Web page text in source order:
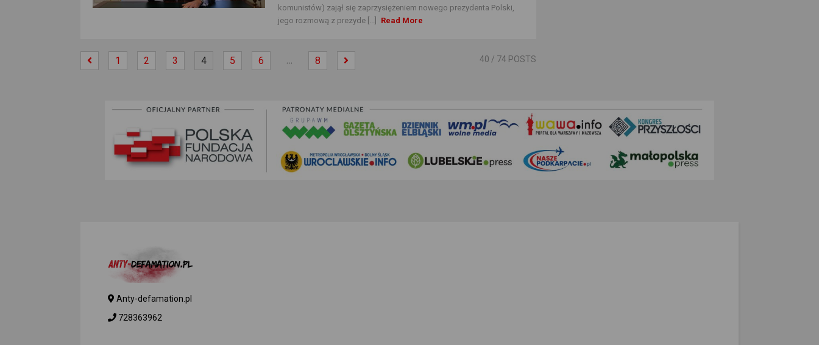
komunistów) zajął się zaprzysiężeniem nowego prezydenta Polski,
jego rozmową z prezyde [...]
Read More
1 2 3 4 5 6 … 8 40 / 74 POSTS
Anty-defamation.pl
728363962